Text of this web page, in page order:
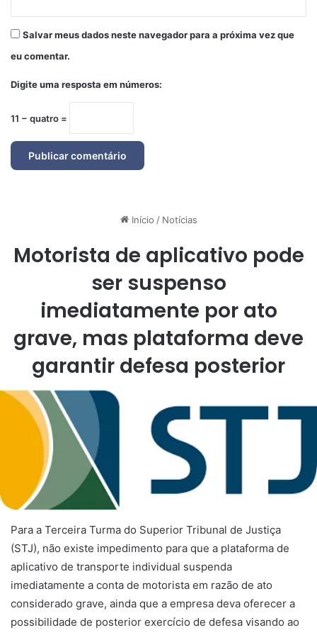
Salvar meus dados neste navegador para a próxima vez que
eu comentar.
Digite uma resposta em números:
11 − quatro =